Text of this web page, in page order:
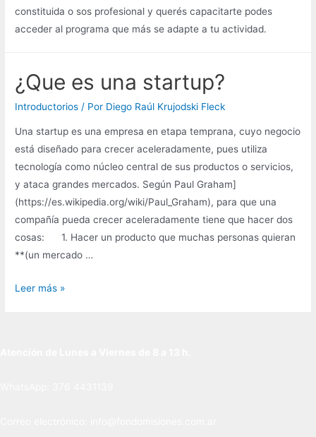
constituida o sos profesional y querés capacitarte podes
acceder al programa que más se adapte a tu actividad.
¿Que es una startup?
Introductorios / Por Diego Raúl Krujodski Fleck
Una startup es una empresa en etapa temprana, cuyo negocio
está diseñado para crecer aceleradamente, pues utiliza
tecnología como núcleo central de sus productos o servicios,
y ataca grandes mercados. Según Paul Graham]
(https://es.wikipedia.org/wiki/Paul_Graham), para que una
compañía pueda crecer aceleradamente tiene que hacer dos
cosas: 1. Hacer un producto que muchas personas quieran
**(un mercado …
¿Que
Leer más »